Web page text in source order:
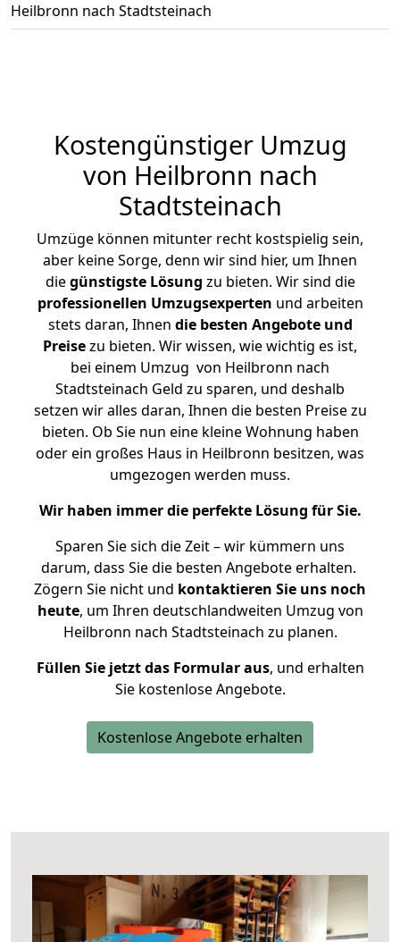
Heilbronn nach Stadtsteinach
Kostengünstiger Umzug
von Heilbronn nach
Stadtsteinach
Umzüge können mitunter recht kostspielig sein,
aber keine Sorge, denn wir sind hier, um Ihnen
diegünstigste Lösung zu bieten. Wir sind die
professionellen Umzugsexperten und arbeiten
stets daran, Ihnen die besten Angebote und
Preisezu bieten. Wir wissen, wie wichtig es ist,
bei einem Umzug von Heilbronn nach
Stadtsteinach Geld zu sparen, und deshalb
setzen wir alles daran, Ihnen die besten Preise zu
bieten. Ob Sie nun eine kleine Wohnung haben
oder ein großes Haus in Heilbronn besitzen, was
umgezogen werden muss.
Wir haben immer die perfekte Lösung für Sie.
Sparen Sie sich die Zeit – wir kümmern uns
darum, dass Sie die besten Angebote erhalten.
Zögern Sie nicht und kontaktieren Sie uns noch
heute, um Ihren deutschlandweiten Umzug von
Heilbronn nach Stadtsteinach zu planen.
Füllen Sie jetzt das Formular aus, und erhalten
Sie kostenlose Angebote.
Kostenlose Angebote erhalten